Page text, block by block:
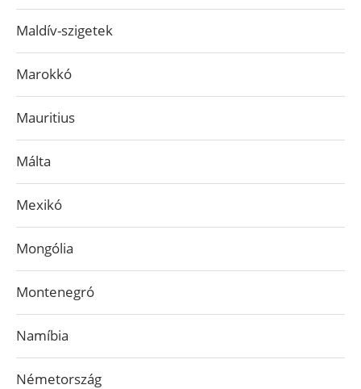
Maldív-szigetek
Marokkó
Mauritius
Málta
Mexikó
Mongólia
Montenegró
Namíbia
Németország